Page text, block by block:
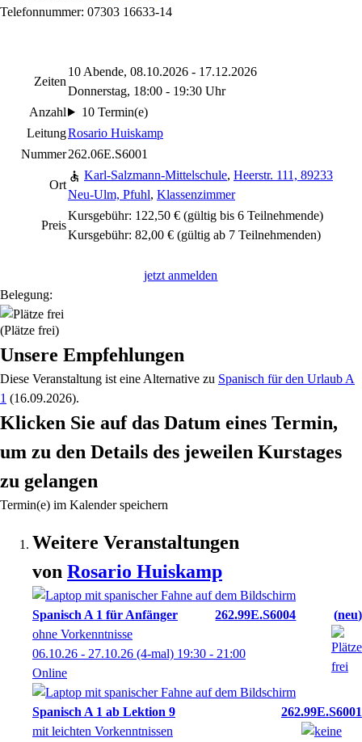
Telefonnummer: 07303 16633-14
Zeiten
10 Abende, 08.10.2026 - 17.12.2026
Donnerstag, 18:00 - 19:30 Uhr
Anzahl
10 Termin(e)
LeitungRosario Huiskamp
Nummer262.06E.S6001
Ort
Karl-Salzmann-Mittelschule, Heerstr. 111, 89233
Neu-Ulm, Pfuhl, Klassenzimmer
Preis
Kursgebühr: 122,50 € (gültig bis 6 Teilnehmende)
Kursgebühr: 82,00 € (gültig ab 7 Teilnehmenden)
jetzt anmelden
Belegung:
(Plätze frei)
Unsere Empfehlungen
Diese Veranstaltung ist eine Alternative zu Spanisch für den Urlaub A
1 (16.09.2026).
Klicken Sie auf das Datum eines Termin,
um zu den Details des jeweilen Kurstages
zu gelangen
Termin(e) im Kalender speichern
Weitere Veranstaltungen
von Rosario Huiskamp
Spanisch A 1 für Anfänger 262.99E.S6004
neu
ohne Vorkenntnisse
06.10.26 - 27.10.26 (4-mal) 19:30 - 21:00
Online
Spanisch A 1 ab Lektion 9
262.99E.S6001
mit leichten Vorkenntnissen